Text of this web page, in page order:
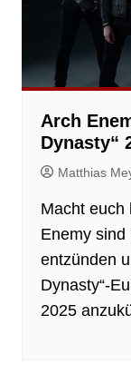
Arch
Dynasty“
Matthias
Macht euch
Enemy sind
entzünden
Dynasty“-
2025